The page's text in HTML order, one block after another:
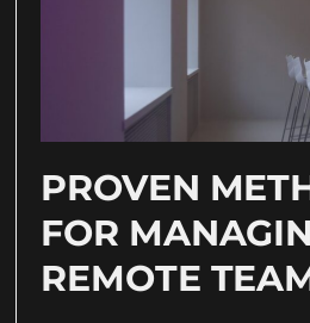
PROVEN
FOR
REMOTE